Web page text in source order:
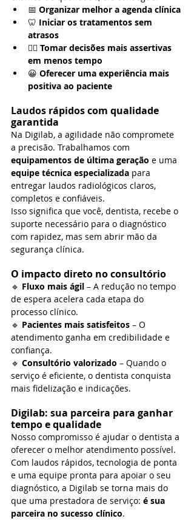
📅 Organizar melhor a agenda clínica
🦷 Iniciar os tratamentos sem
atrasos
👩‍⚕️ Tomar decisões mais assertivas
em menos tempo
😀 Oferecer uma experiência mais
positiva ao paciente
Laudos rápidos com qualidade
garantida
Na Digilab, a agilidade não compromete
a precisão. Trabalhamos com
equipamentos de última geração e uma
equipe técnica especializada para
entregar laudos radiológicos claros,
completos e confiáveis.
Isso significa que você, dentista, recebe o
suporte necessário para o diagnóstico
com rapidez, mas sem abrir mão da
segurança clínica.
O impacto direto no consultório
🔹 Fluxo mais ágil – A redução no tempo
de espera acelera cada etapa do
processo clínico.
🔹 Pacientes mais satisfeitos – O
atendimento ganha em credibilidade e
confiança.
🔹 Consultório valorizado – Quando o
serviço é eficiente, o dentista conquista
mais fidelização e indicações.
Digilab: sua parceira para ganhar
tempo e qualidade
Nosso compromisso é ajudar o dentista a
oferecer o melhor atendimento possível.
Com laudos rápidos, tecnologia de ponta
e uma equipe pronta para apoiar o seu
diagnóstico, a Digilab se torna mais do
que uma prestadora de serviço: é sua
parceira no sucesso clínico.